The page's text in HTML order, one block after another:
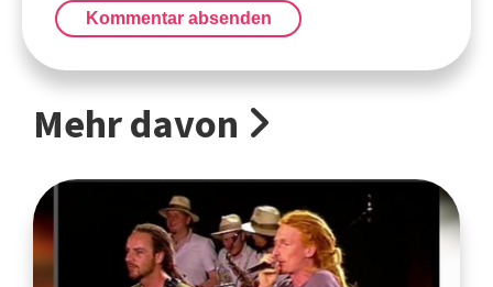
Kommentar absenden
Mehr davon